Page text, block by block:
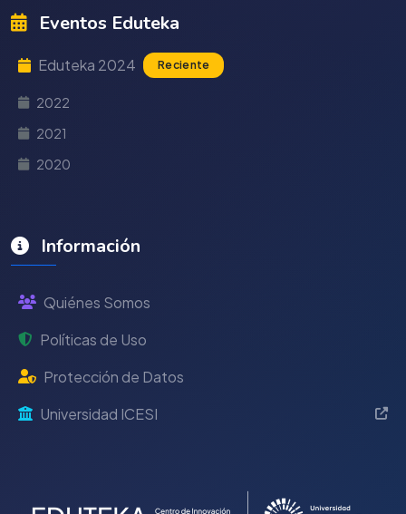
Eventos Eduteka
Eduteka 2024 Reciente
2022
2021
2020
Información
Quiénes Somos
Políticas de Uso
Protección de Datos
Universidad ICESI